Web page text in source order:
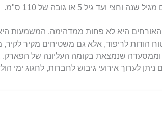
וחצי ועד גיל 5 או גובה של 110 ס"מ.
האורחים היא לא פחות ממדהימה. המשמעות
הודות לריפוד, אלא גם משטיחים מקיר
וממסעדה שנמצאת בקומה העליונה של
לערוך אירועי גיבוש לחברות, לחגוג ימי